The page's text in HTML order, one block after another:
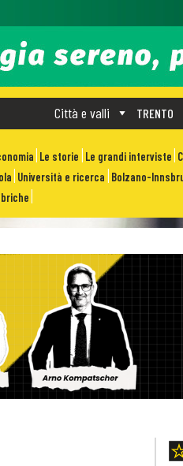
TRENTO
Città e valli
Le storie Le grandi interviste
Università e ricerca Bolzano-